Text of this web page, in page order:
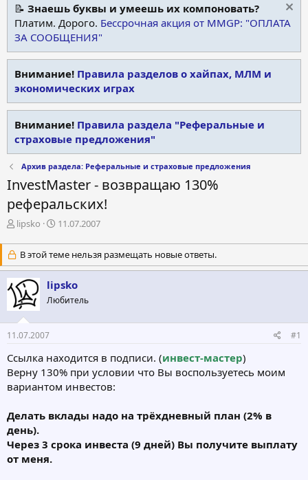
📝 Знаешь буквы и умеешь их компоновать?
Платим. Дорого. Бессрочная акция от MMGP: "ОПЛАТА
ЗА СООБЩЕНИЯ"
Внимание! Правила разделов о хайпах, МЛМ и
экономических играх
Внимание! Правила раздела "Реферальные и
страховые предложения"
Архив раздела: Реферальные и страховые предложения
InvestMaster - возвращаю 130%
реферальских!
А
т
о
р
т
е
м
ы
lipsko
Д
т
а
н
а
ч
л
11.07.2007
В этой теме нельзя размещать новые ответы.
lipsko
Любитель
11.07.2007 #1
Ссылка находится в подписи. (инвест-мастер)
Верну 130% при условии что Вы воспользуетесь моим
вариантом инвестов:
Делать вклады надо на трёхдневный план (2% в
день).
Через 3 срока инвеста (9 дней) Вы получите выплату
от меня.